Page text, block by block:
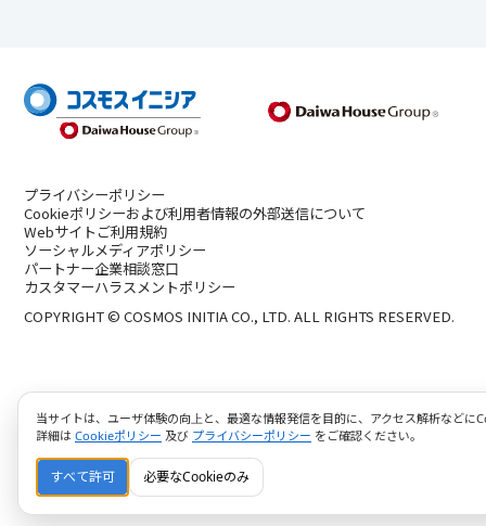
プライバシーポリシー
Cookieポリシーおよび利用者情報の外部送信について
Webサイトご利用規約
ソーシャルメディアポリシー
パートナー企業相談窓口
カスタマーハラスメントポリシー
COPYRIGHT © COSMOS INITIA CO., LTD. ALL RIGHTS RESERVED.
当サイトは、ユーザ体験の向上と、最適な情報発信を目的に、アクセス解析などに
詳細は Cookieポリシー 及び プライバシーポリシー をご確認ください。
すべて許可 必要なCookieのみ